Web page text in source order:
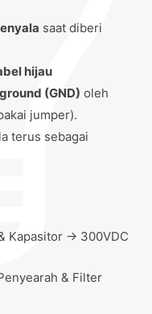
saat diberi
hijau
ground (GND) oleh
jumper).
terus sebagai
Kapasitor → 300VDC
& Filter